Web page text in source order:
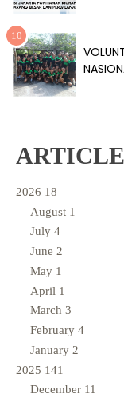
ARTICLE
2026 18
August 1
July 4
June 2
May 1
April 1
March 3
February 4
January 2
2025 141
December 11